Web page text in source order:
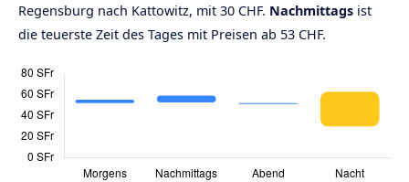
Regensburg nach Kattowitz, mit 30 CHF. Nachmittags ist
die teuerste Zeit des Tages mit Preisen ab 53 CHF.